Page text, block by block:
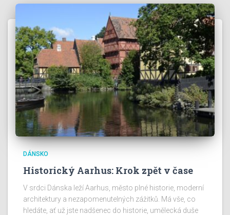
DÁNSKO
Historický Aarhus: Krok zpět v čase
V srdci Dánska leží Aarhus, město plné historie, moderní
architektury a nezapomenutelných zážitků. Má vše, co
hledáte, ať už jste nadšenec do historie, umělecká duše